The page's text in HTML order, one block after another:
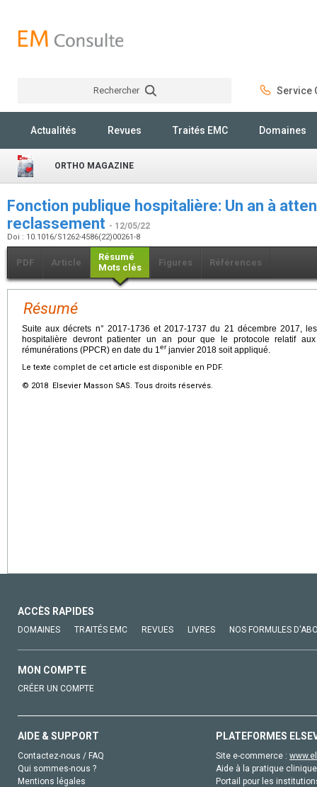
Rechercher Service
Actualités Revues Traités EMC Domaines
ORTHO MAGAZINE
Fonction publique hospitalière: Un an à
reclassement - 12/05/22
Doi : 10.1016/S1262-4586(22)00261-8
PDF Article
Résumé
Mots clés
Figures Références
Résumé
Suite aux décrets n° 2017-1736 et 2017-1737 du 21 décembre 2017,
hospitalière devront patienter un an pour que le protocole relatif
rémunérations (PPCR) en date du 1er janvier 2018 soit appliqué.
Le texte complet de cet article est disponible en PDF.
© 2018 Elsevier Masson SAS. Tous droits réservés.
ACCÈS RAPIDES
DOMAINES TRAITÉS EMC REVUES LIVRES NOS FORMULES
MON COMPTE
CRÉER UN COMPTE
AIDE & SUPPORT
Contactez-nous / FAQ
Qui sommes-nous ?
Mentions légales
PLATEFORMES
Site e-commerce :
Aide à la pratique
Portail pour les